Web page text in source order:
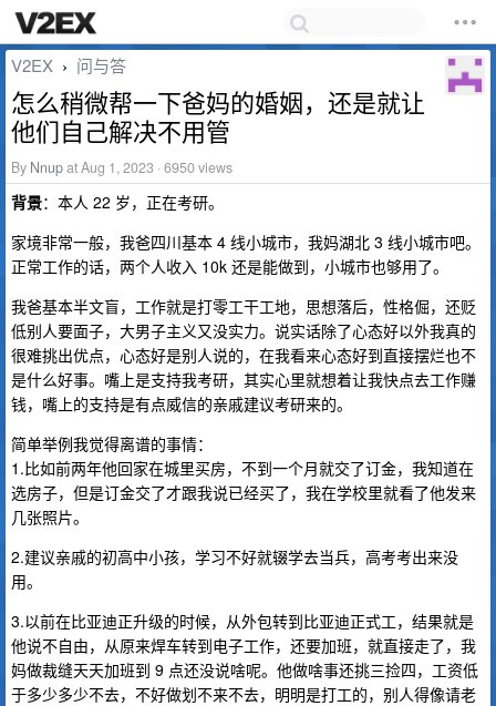
V2EX › 问与答
怎么稍微帮一下爸妈的婚姻，还是就让
他们自己解决不用管
By Nnupat Aug 1, 2023 · 6950 views
背景：本人 22 岁，正在考研。
家境非常一般，我爸四川基本 4 线小城市，我妈湖北 3 线小城市吧。
正常工作的话，两个人收入 10k 还是能做到，小城市也够用了。
我爸基本半文盲，工作就是打零工干工地，思想落后，性格倔，还贬
低别人要面子，大男子主义又没实力。说实话除了心态好以外我真的
很难挑出优点，心态好是别人说的，在我看来心态好到直接摆烂也不
是什么好事。嘴上是支持我考研，其实心里就想着让我快点去工作赚
钱，嘴上的支持是有点威信的亲戚建议考研来的。
简单举例我觉得离谱的事情：
1.比如前两年他回家在城里买房，不到一个月就交了订金，我知道在
选房子，但是订金交了才跟我说已经买了，我在学校里就看了他发来
几张照片。
2.建议亲戚的初高中小孩，学习不好就辍学去当兵，高考考出来没
用。
3.以前在比亚迪正升级的时候，从外包转到比亚迪正式工，结果就是
他说不自由，从原来焊车转到电子工作，还要加班，就直接走了，我
妈做裁缝天天加班到 9 点还没说啥呢。他做啥事还挑三捡四，工资低
于多少多少不去，不好做划不来不去，明明是打工的，别人得像请老